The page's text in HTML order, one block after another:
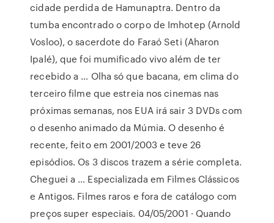
cidade perdida de Hamunaptra. Dentro da
tumba encontrado o corpo de Imhotep (Arnold
Vosloo), o sacerdote do Faraó Seti (Aharon
Ipalé), que foi mumificado vivo além de ter
recebido a … Olha só que bacana, em clima do
terceiro filme que estreia nos cinemas nas
próximas semanas, nos EUA irá sair 3 DVDs com
o desenho animado da Múmia. O desenho é
recente, feito em 2001/2003 e teve 26
episódios. Os 3 discos trazem a série completa.
Cheguei a … Especializada em Filmes Clássicos
e Antigos. Filmes raros e fora de catálogo com
preços super especiais. 04/05/2001 · Quando